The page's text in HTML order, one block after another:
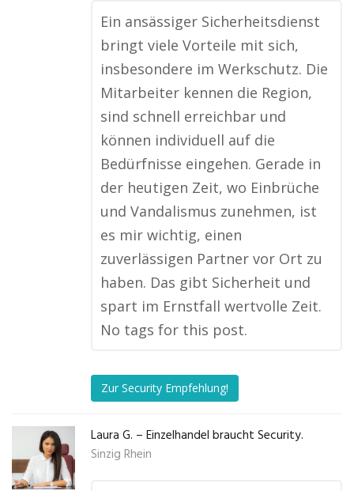
Ein ansässiger Sicherheitsdienst
bringt viele Vorteile mit sich,
insbesondere im Werkschutz. Die
Mitarbeiter kennen die Region,
sind schnell erreichbar und
können individuell auf die
Bedürfnisse eingehen. Gerade in
der heutigen Zeit, wo Einbrüche
und Vandalismus zunehmen, ist
es mir wichtig, einen
zuverlässigen Partner vor Ort zu
haben. Das gibt Sicherheit und
spart im Ernstfall wertvolle Zeit.
No tags for this post.
Zur Security Empfehlung!
Laura G. – Einzelhandel braucht Security.
Sinzig Rhein